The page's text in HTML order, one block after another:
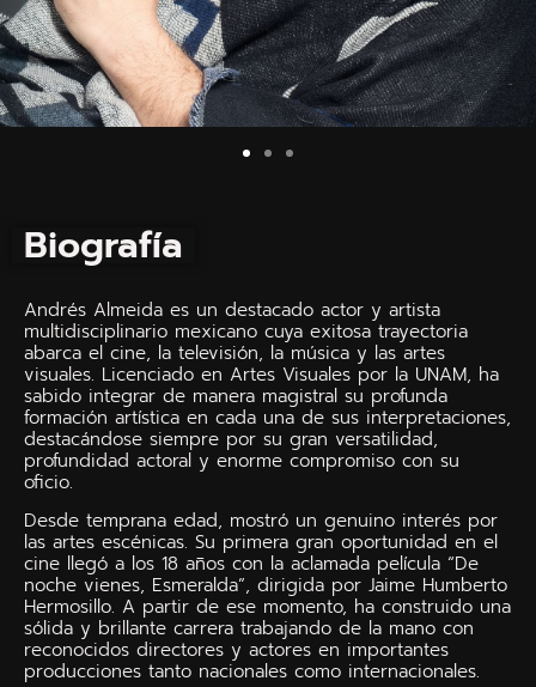
Biografía
Andrés Almeida es un destacado actor y artista
multidisciplinario mexicano cuya exitosa trayectoria
abarca el cine, la televisión, la música y las artes
visuales. Licenciado en Artes Visuales por la UNAM, ha
sabido integrar de manera magistral su profunda
formación artística en cada una de sus interpretaciones,
destacándose siempre por su gran versatilidad,
profundidad actoral y enorme compromiso con su
oficio.
Desde temprana edad, mostró un genuino interés por
las artes escénicas. Su primera gran oportunidad en el
cine llegó a los 18 años con la aclamada película “De
noche vienes, Esmeralda”, dirigida por Jaime Humberto
Hermosillo. A partir de ese momento, ha construido una
sólida y brillante carrera trabajando de la mano con
reconocidos directores y actores en importantes
producciones tanto nacionales como internacionales.